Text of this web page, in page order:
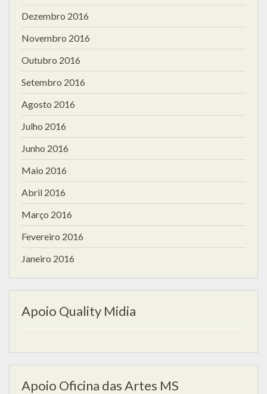
Dezembro 2016
Novembro 2016
Outubro 2016
Setembro 2016
Agosto 2016
Julho 2016
Junho 2016
Maio 2016
Abril 2016
Março 2016
Fevereiro 2016
Janeiro 2016
Apoio Quality Midia
Apoio Oficina das Artes MS